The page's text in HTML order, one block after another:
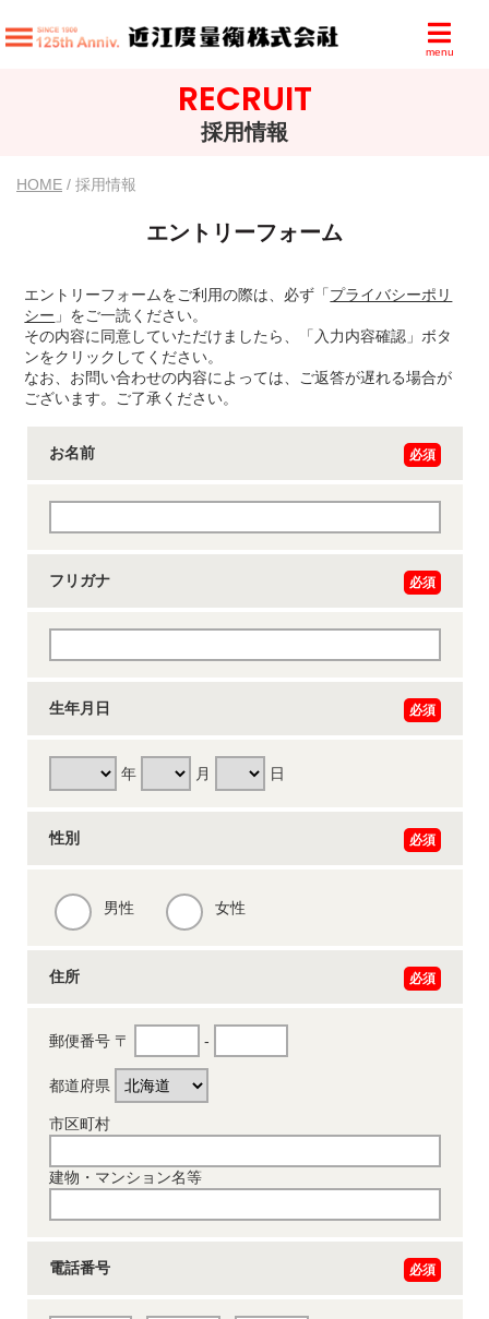
menu
RECRUIT
採用情報
HOME / 採用情報
エントリーフォーム
エントリーフォームをご利用の際は、必ず「プライバシーポリ
シー 」をご一読ください。
その内容に同意していただけましたら、「入力内容確認」ボタ
ンをクリックしてください。
なお、お問い合わせの内容によっては、ご返答が遅れる場合が
ございます。ご了承ください。
お名前 必須
フリガナ 必須
生年月日 必須
年 月 日
性別 必須
男性 女性
住所 必須
郵便番号 〒 -
都道府県
市区町村
建物・マンション名等
電話番号 必須